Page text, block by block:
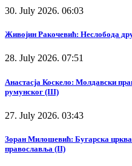
30. July 2026. 06:03
Живојин Ракочевић: Неслобода
28. July 2026. 07:51
Анастасја Коскело: Молдавски
румунског (III)
27. July 2026. 03:43
Зоран Милошевић: Бугарска
православља (II)